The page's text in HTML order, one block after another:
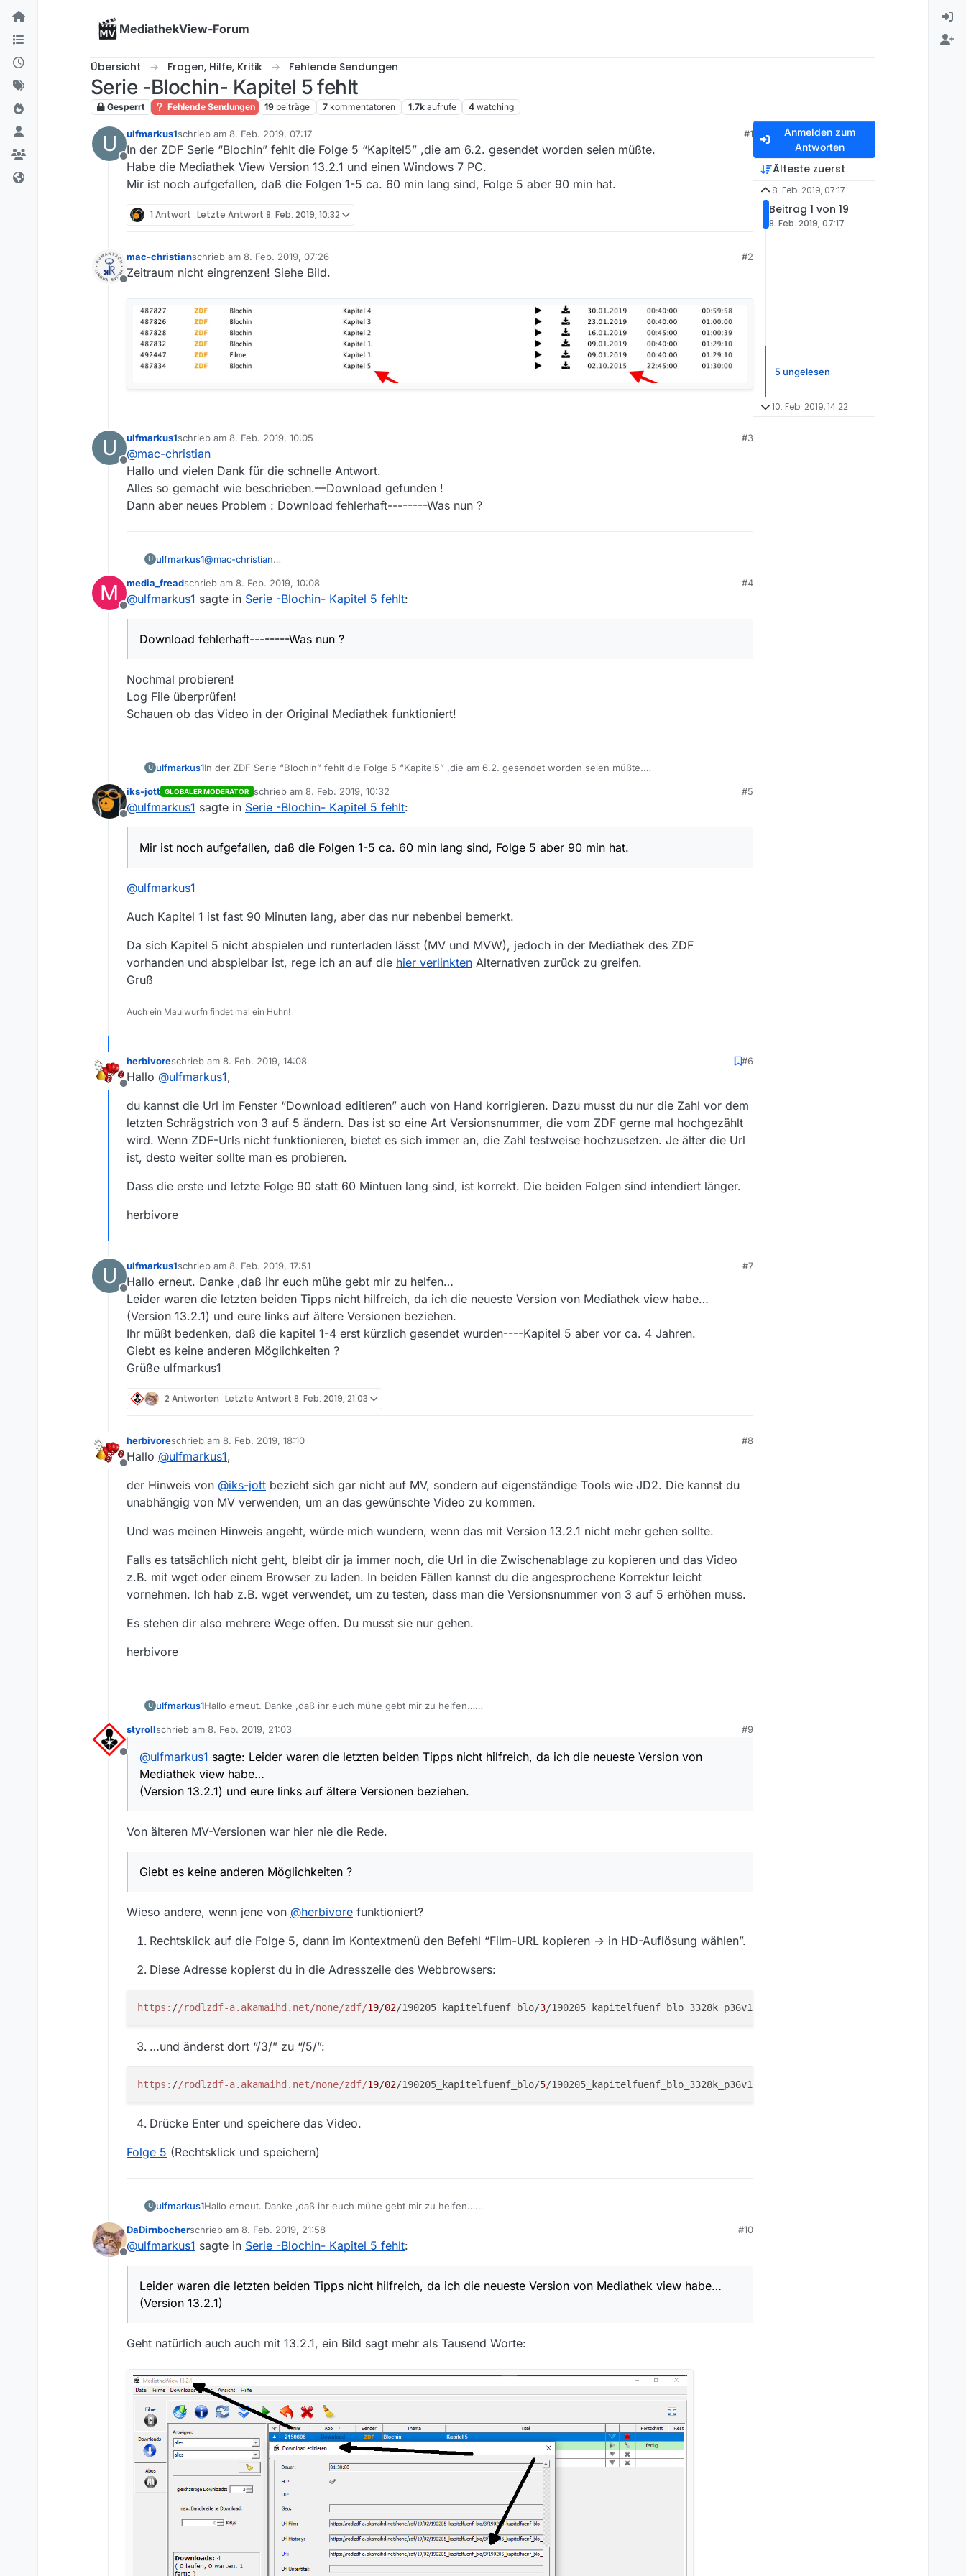
Skip to content
MediathekView-Forum
Übersicht Fragen, Hilfe, Kritik Fehlende Sendungen
Serie -Blochin- Kapitel 5 fehlt
Gesperrt Fehlende Sendungen 19 beiträge 7 kommentatoren 1.7k aufrufe 4 watching
U
Offline
ulfmarkus1schrieb am 8. Feb. 2019, 07:17
zuletzt editiert von
#1
In der ZDF Serie “Blochin” fehlt die Folge 5 “Kapitel5” ,die am 6.2. gesendet worden seien müßte.
Habe die Mediathek View Version 13.2.1 und einen Windows 7 PC.
Mir ist noch aufgefallen, daß die Folgen 1-5 ca. 60 min lang sind, Folge 5 aber 90 min hat.
1 Antwort Letzte Antwort 8. Feb. 2019, 10:32
Offline
mac-christianschrieb am 8. Feb. 2019, 07:26
zuletzt editiert von
#2
Zeitraum nicht eingrenzen! Siehe Bild.
U
Offline
ulfmarkus1schrieb am 8. Feb. 2019, 10:05
zuletzt editiert von
#3
@mac-christian
Hallo und vielen Dank für die schnelle Antwort.
Alles so gemacht wie beschrieben.—Download gefunden !
Dann aber neues Problem : Download fehlerhaft--------Was nun ?
U ulfmarkus1@mac-christian
Alles so gemacht wie beschrieben.—Download gefunden !
Dann aber neues Problem : Download fehlerhaft--------Was nun ?
M
Offline
media_freadschrieb am 8. Feb. 2019, 10:08
zuletzt editiert von
#4
@ulfmarkus1 sagte in Serie -Blochin- Kapitel 5 fehlt:
Download fehlerhaft--------Was nun ?
Nochmal probieren!
Log File überprüfen!
Schauen ob das Video in der Original Mediathek funktioniert!
U ulfmarkus1
In der ZDF Serie “Blochin” fehlt die Folge 5 “Kapitel5” ,die am 6.2. gesendet worden seien müßte.
Offline
iks-jott GLOBALER MODERATOR schrieb am 8. Feb. 2019, 10:32
zuletzt editiert von
#5
@ulfmarkus1 sagte in Serie -Blochin- Kapitel 5 fehlt:
Mir ist noch aufgefallen, daß die Folgen 1-5 ca. 60 min lang sind, Folge 5 aber 90 min hat.
@ulfmarkus1
Auch Kapitel 1 ist fast 90 Minuten lang, aber das nur nebenbei bemerkt.
Da sich Kapitel 5 nicht abspielen und runterladen lässt (MV und MVW), jedoch in der Mediathek des ZDF
vorhanden und abspielbar ist, rege ich an auf die hier verlinkten Alternativen zurück zu greifen.
Gruß
Auch ein Maulwurfn findet mal ein Huhn!
Offline
herbivoreschrieb am 8. Feb. 2019, 14:08
zuletzt editiert von
#6
Hallo @ulfmarkus1,
du kannst die Url im Fenster “Download editieren” auch von Hand korrigieren. Dazu musst du nur die Zahl vor dem
letzten Schrägstrich von 3 auf 5 ändern. Das ist so eine Art Versionsnummer, die vom ZDF gerne mal hochgezählt
wird. Wenn ZDF-Urls nicht funktionieren, bietet es sich immer an, die Zahl testweise hochzusetzen. Je älter die Url
ist, desto weiter sollte man es probieren.
Dass die erste und letzte Folge 90 statt 60 Mintuen lang sind, ist korrekt. Die beiden Folgen sind intendiert länger.
herbivore
U
Offline
ulfmarkus1schrieb am 8. Feb. 2019, 17:51
zuletzt editiert von
#7
Hallo erneut. Danke ,daß ihr euch mühe gebt mir zu helfen…
Leider waren die letzten beiden Tipps nicht hilfreich, da ich die neueste Version von Mediathek view habe…
(Version 13.2.1) und eure links auf ältere Versionen beziehen.
Ihr müßt bedenken, daß die kapitel 1-4 erst kürzlich gesendet wurden----Kapitel 5 aber vor ca. 4 Jahren.
Giebt es keine anderen Möglichkeiten ?
Grüße ulfmarkus1
2 Antworten Letzte Antwort 8. Feb. 2019, 21:03
Offline
herbivoreschrieb am 8. Feb. 2019, 18:10
zuletzt editiert von
#8
Hallo @ulfmarkus1,
der Hinweis von @iks-jott bezieht sich gar nicht auf MV, sondern auf eigenständige Tools wie JD2. Die kannst du
unabhängig von MV verwenden, um an das gewünschte Video zu kommen.
Und was meinen Hinweis angeht, würde mich wundern, wenn das mit Version 13.2.1 nicht mehr gehen sollte.
Falls es tatsächlich nicht geht, bleibt dir ja immer noch, die Url in die Zwischenablage zu kopieren und das Video
z.B. mit wget oder einem Browser zu laden. In beiden Fällen kannst du die angesprochene Korrektur leicht
vornehmen. Ich hab z.B. wget verwendet, um zu testen, dass man die Versionsnummer von 3 auf 5 erhöhen muss.
Es stehen dir also mehrere Wege offen. Du musst sie nur gehen.
herbivore
U ulfmarkus1Hallo erneut. Danke ,daß ihr euch mühe gebt mir zu helfen…
(Version 13.2.1) und eure links auf ältere Versionen beziehen.
Giebt es keine anderen Möglichkeiten ?
Grüße ulfmarkus1
Offline
styrollschrieb am 8. Feb. 2019, 21:03
zuletzt editiert von
#9
@ulfmarkus1 sagte: Leider waren die letzten beiden Tipps nicht hilfreich, da ich die neueste Version von
Mediathek view habe…
(Version 13.2.1) und eure links auf ältere Versionen beziehen.
Von älteren MV-Versionen war hier nie die Rede.
Giebt es keine anderen Möglichkeiten ?
Wieso andere, wenn jene von @herbivore funktioniert?
Rechtsklick auf die Folge 5, dann im Kontextmenü den Befehl “Film-URL kopieren -> in HD-Auflösung wählen”.
Diese Adresse kopierst du in die Adresszeile des Webbrowsers:
https: //rodlzdf-a.akamaihd.net/none/zdf/19/02/190205_kapitelfuenf_blo/3
…und änderst dort “/3/” zu “/5/”:
https: //rodlzdf-a.akamaihd.net/none/zdf/19/02/190205_kapitelfuenf_blo/5
Drücke Enter und speichere das Video.
Folge 5 (Rechtsklick und speichern)
U ulfmarkus1Hallo erneut. Danke ,daß ihr euch mühe gebt mir zu helfen…
(Version 13.2.1) und eure links auf ältere Versionen beziehen.
Offline
DaDirnbocherschrieb am 8. Feb. 2019, 21:58
zuletzt editiert von
#10
@ulfmarkus1 sagte in Serie -Blochin- Kapitel 5 fehlt:
Leider waren die letzten beiden Tipps nicht hilfreich, da ich die neueste Version von Mediathek view habe…
(Version 13.2.1)
Geht natürlich auch auch mit 13.2.1, ein Bild sagt mehr als Tausend Worte:
Anmelden zum
Antworten
Älteste zuerst
8. Feb. 2019, 07:17
Beitrag 1 von 19
8. Feb. 2019, 07:17
5 ungelesen
10. Feb. 2019, 14:22